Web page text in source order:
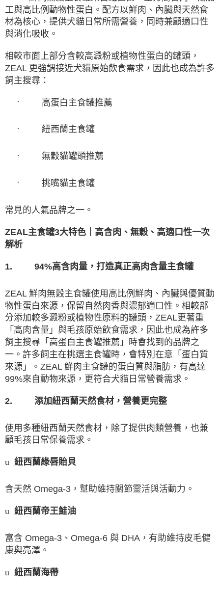
工與高比例動物性蛋白。配方以鮮肉、內臟與天然食
材為核心，提供犬貓日常所需營養，同時兼顧適口性
與消化吸收。
相較市面上部分含較高澱粉或植物性蛋白的罐頭，
ZEAL 更強調接近犬貓原始飲食需求，因此也成為許多
飼主搜尋：
· 高蛋白主食罐推薦
· 紐西蘭主食罐
· 無穀貓罐頭推薦
· 挑嘴貓主食罐
常見的人氣品牌之一。
ZEAL主食罐3大特色｜高含肉、無穀、高適口性一次
解析
1. 94%高含肉量，打造真正高肉含量主食罐
ZEAL 鮮肉無穀主食罐使用高比例鮮肉、內臟與優質動
物性蛋白來源，保留自然肉香與濃郁適口性。相較部
分添加較多澱粉或植物性原料的罐頭， ZEAL更著重
「高肉含量」與毛孩原始飲食需求，因此也成為許多
飼主搜尋「高蛋白主食罐推薦」時會找到的品牌之
一。許多飼主在挑選主食罐時，會特別在意「蛋白質
來源」。 ZEAL 鮮肉主食罐的蛋白質與脂肪，有高達
99%來自動物來源，更符合犬貓日常營養需求。
2. 添加紐西蘭天然食材，營養更完整
使用多種紐西蘭天然食材，除了提供肉類營養，也兼
顧毛孩日常保養需求。
u 紐西蘭綠唇貽貝
含天然 Omega-3 ，幫助維持關節靈活與活動力。
u 紐西蘭帝王鮭油
富含 Omega-3 、 Omega-6 與 DHA ，有助維持皮毛健
康與亮澤。
u 紐西蘭海帶